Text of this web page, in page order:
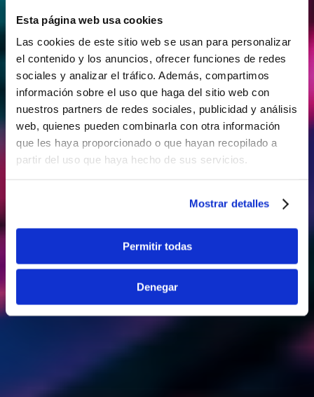
Esta página web usa cookies
Las cookies de este sitio web se usan para personalizar
el contenido y los anuncios, ofrecer funciones de redes
sociales y analizar el tráfico. Además, compartimos
información sobre el uso que haga del sitio web con
nuestros partners de redes sociales, publicidad y análisis
web, quienes pueden combinarla con otra información
que les haya proporcionado o que hayan recopilado a
partir del uso que haya hecho de sus servicios.
Mostrar detalles
Permitir todas
Denegar